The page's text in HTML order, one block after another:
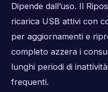
Dipende dall’uso. Il
ricarica USB attivi con
per aggiornamenti e
completo azzera i
lunghi periodi di
frequenti.